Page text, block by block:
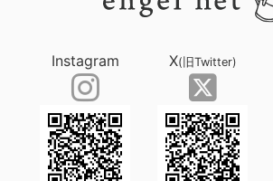
Instagram X(旧Twitter)